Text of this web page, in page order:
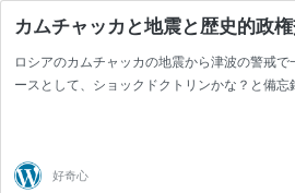
カムチャッカと地震と歴史的政
ロシアのカムチャッカの地震から津波の警戒
ースとして、ショックドクトリンかな？と備忘
好奇心